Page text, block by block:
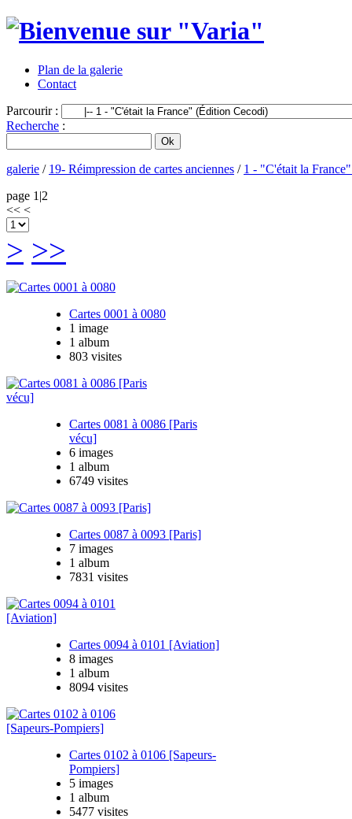
Plan de la galerie
Contact
Parcourir :
Recherche :
galerie / 19- Réimpression de cartes anciennes / 1 - "C'était la
page 1|2
<< <
> >>
Cartes 0001 à 0080
1 image
1 album
803 visites
Cartes 0081 à 0086 [Paris
vécu]
6 images
1 album
6749 visites
Cartes 0087 à 0093 [Paris]
7 images
1 album
7831 visites
Cartes 0094 à 0101 [Aviation]
8 images
1 album
8094 visites
Cartes 0102 à 0106 [Sapeurs-
Pompiers]
5 images
1 album
5477 visites